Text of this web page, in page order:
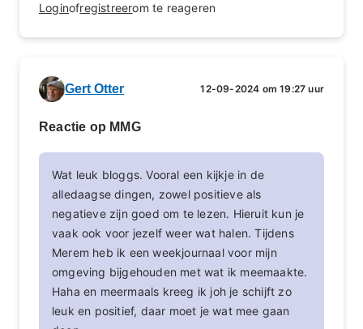
Loginofregistreerom te reageren
Gert Otter 12-09-2024 om 19:27 uur
Reactie op MMG
Wat leuk bloggs. Vooral een kijkje in de
alledaagse dingen, zowel positieve als
negatieve zijn goed om te lezen. Hieruit kun je
vaak ook voor jezelf weer wat halen. Tijdens
Merem heb ik een weekjournaal voor mijn
omgeving bijgehouden met wat ik meemaakte.
Haha en meermaals kreeg ik joh je schijft zo
leuk en positief, daar moet je wat mee gaan